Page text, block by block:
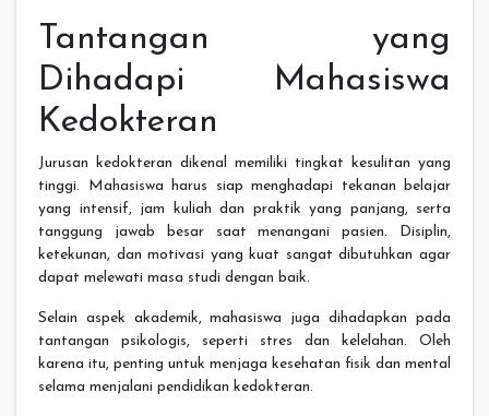
Tantangan yang
Dihadapi Mahasiswa
Kedokteran
Jurusan kedokteran dikenal memiliki tingkat kesulitan yang
tinggi. Mahasiswa harus siap menghadapi tekanan belajar
yang intensif, jam kuliah dan praktik yang panjang, serta
tanggung jawab besar saat menangani pasien. Disiplin,
ketekunan, dan motivasi yang kuat sangat dibutuhkan agar
dapat melewati masa studi dengan baik.
Selain aspek akademik, mahasiswa juga dihadapkan pada
tantangan psikologis, seperti stres dan kelelahan. Oleh
karena itu, penting untuk menjaga kesehatan fisik dan mental
selama menjalani pendidikan kedokteran.